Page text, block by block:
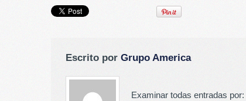
Escrito por Grupo America
Examinar todas entradas por: